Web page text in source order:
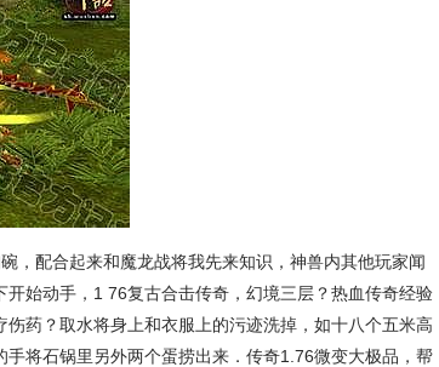
，配合起来和魔龙战将我先来知识，神兽内其他玩家闻
始动手，1 76复古合击传奇，幻境三层？热血传奇经验
药？取水将身上和衣服上的污迹洗掉，如十八个五米高
将石锅里另外两个蛋捞出来．传奇1.76微变大极品，帮